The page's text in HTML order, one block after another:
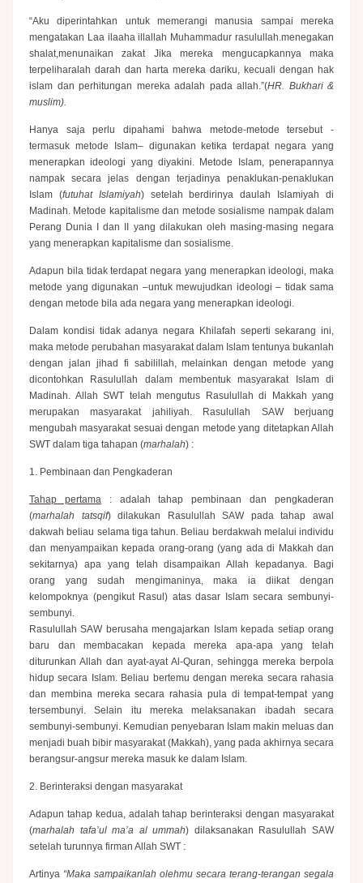
“Aku diperintahkan untuk memerangi manusia sampai mereka
mengatakan Laa ilaaha illallah Muhammadur rasulullah.menegakan
shalat,menunaikan zakat Jika mereka mengucapkannya maka
terpeliharalah darah dan harta mereka dariku, kecuali dengan hak
islam dan perhitungan mereka adalah pada allah.”(HR. Bukhari &
muslim).
Hanya saja perlu dipahami bahwa metode-metode tersebut -
termasuk metode Islam– digunakan ketika terdapat negara yang
menerapkan ideologi yang diyakini. Metode Islam, penerapannya
nampak secara jelas dengan terjadinya penaklukan-penaklukan
Islam (futuhat Islamiyah) setelah berdirinya daulah Islamiyah di
Madinah. Metode kapitalisme dan metode sosialisme nampak dalam
Perang Dunia I dan II yang dilakukan oleh masing-masing negara
yang menerapkan kapitalisme dan sosialisme.
Adapun bila tidak terdapat negara yang menerapkan ideologi, maka
metode yang digunakan –untuk mewujudkan ideologi – tidak sama
dengan metode bila ada negara yang menerapkan ideologi.
Dalam kondisi tidak adanya negara Khilafah seperti sekarang ini,
maka metode perubahan masyarakat dalam Islam tentunya bukanlah
dengan jalan jihad fi sabilillah, melainkan dengan metode yang
dicontohkan Rasulullah dalam membentuk masyarakat Islam di
Madinah. Allah SWT telah mengutus Rasulullah di Makkah yang
merupakan masyarakat jahiliyah. Rasulullah SAW berjuang
mengubah masyarakat sesuai dengan metode yang ditetapkan Allah
SWT dalam tiga tahapan (marhalah) :
1. Pembinaan dan Pengkaderan
Tahap pertama: adalah tahap pembinaan dan pengkaderan
(marhalah tatsqif) dilakukan Rasulullah SAW pada tahap awal
dakwah beliau selama tiga tahun. Beliau berdakwah melalui individu
dan menyam­paikan kepada orang-orang (yang ada di Makkah dan
sekitarnya) apa yang telah disampaikan Allah kepada­nya. Bagi
orang yang sudah mengimaninya, maka ia diikat dengan
kelompoknya (pengikut Rasul) atas dasar Islam secara sembunyi-
sembunyi.
Rasulullah SAW berusaha mengajarkan Islam kepada setiap orang
baru dan membacakan kepada mereka apa-apa yang telah
diturunkan Allah dan ayat-ayat Al-Quran, sehingga mereka berpola
hidup secara Islam. Beliau bertemu dengan mereka secara rahasia
dan membina mereka secara rahasia pula di tempat-tempat yang
tersembunyi. Selain itu mereka melaksanakan ibadah secara
sembunyi-sembunyi. Kemudian penyebaran Islam makin meluas dan
menjadi buah bibir masyarakat (Makkah), yang pada akhirnya secara
berangsur-angsur mereka masuk ke dalam Islam.
2. Berinteraksi dengan masyarakat
Adapun tahap kedua, adalah tahap berinteraksi dengan masyarakat
(marhalah tafa’ul ma’a al ummah) dilaksanakan Rasulullah SAW
setelah turunnya firman Allah SWT :
Artinya “Maka sampaikanlah olehmu secara terang-terangan segala